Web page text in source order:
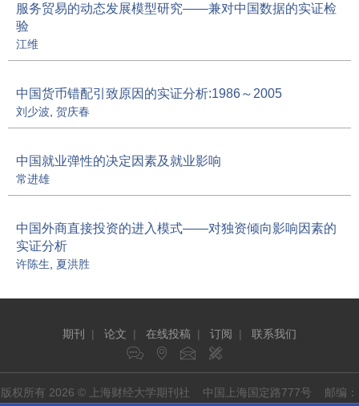
服务贸易的动态发展模型研究——兼对中国数据的实证检
验
江维
中国货币错配引致原因的实证分析:1986～2005
刘少波 贺庆春
中国就业弹性的决定因素及就业影响
常进雄
中国外商直接投资的进入模式——对独资倾向影响因素的
实证分析
许陈生 夏洪胜
期刊 | 论文 | 在线投稿 | 订阅 | 联系我们
版权所有 2026 © 上海财经大学期刊社 中国上海国定路777号 邮编：